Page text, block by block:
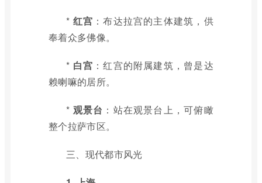
* 红宫 ：布达拉宫的主体建筑，供
奉着众多佛像。
* 白宫 ：红宫的附属建筑，曾是达
赖喇嘛的居所。
* 观景台 ：站在观景台上，可俯瞰
整个拉萨市区。
三、现代都市风光